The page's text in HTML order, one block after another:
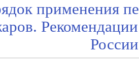
применения